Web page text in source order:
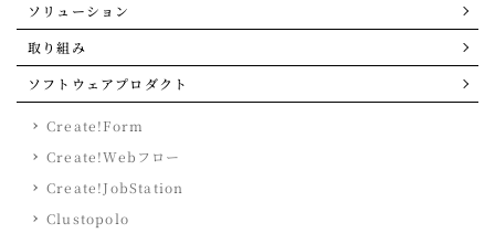
ソリューション
取り組み
ソフトウェアプロダクト
Create!Form
Create!Webフロー
Create!JobStation
Clustopolo